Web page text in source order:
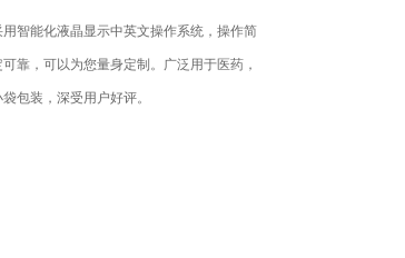
智能化液晶显示中英文操作系统，操作简
靠，可以为您量身定制。广泛用于医药，
包装，深受用户好评。